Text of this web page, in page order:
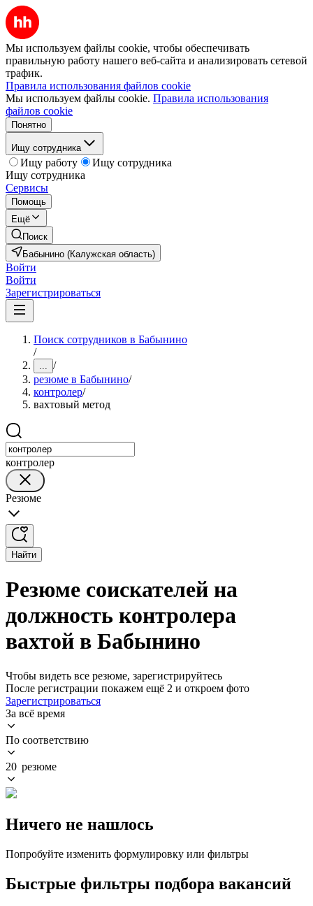
Мы используем файлы cookie, чтобы обеспечивать
правильную работу нашего веб-сайта и анализировать сетевой
трафик.
Правила использования файлов cookie
Мы используем файлы cookie. Правила использования
файлов cookie
Понятно
Ищу сотрудника
Ищу работу
Ищу сотрудника
Ищу сотрудника
Сервисы
Помощь
Ещё
Поиск
Бабынино (Калужская область)
Войти
Войти
Зарегистрироваться
Поиск сотрудников в Бабынино
/
... /
резюме в Бабынино/
контролер/
вахтовый метод
контролер
Резюме
Найти
Резюме соискателей на
должность контролера
вахтой в Бабынино
Чтобы видеть все резюме, зарегистрируйтесь
После регистрации покажем ещё 2 и откроем фото
Зарегистрироваться
За всё время
По соответствию
20 резюме
Ничего не нашлось
Попробуйте изменить формулировку или фильтры
Быстрые фильтры подбора вакансий